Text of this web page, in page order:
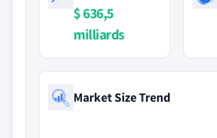
$ 636,5
milliards
Market Size Trend